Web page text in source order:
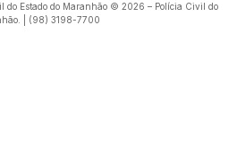
do Estado do Maranhão © 2026 – Polícia Civil do
| (98) 3198-7700